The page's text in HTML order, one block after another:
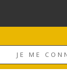
JE ME